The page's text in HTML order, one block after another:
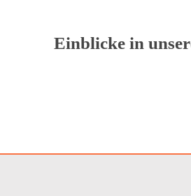
Einblicke in